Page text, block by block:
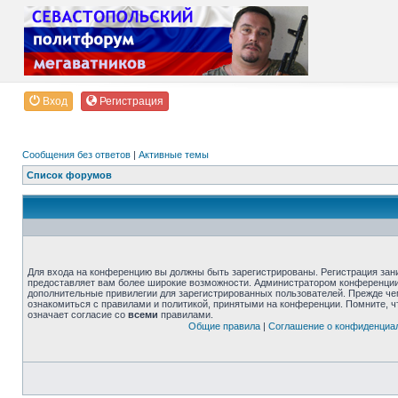
Вход Регистрация
Сообщения без ответов | Активные темы
Список форумов
Для входа на конференцию вы должны быть зарегистрированы. Регистрация
предоставляет вам более широкие возможности. Администратором
дополнительные привилегии для зарегистрированных пользователей. Прежде
ознакомиться с правилами и политикой, принятыми на конференции. Помните,
означает согласие со всеми правилами.
Общие правила| Соглашение о